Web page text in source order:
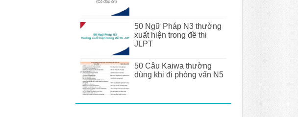
50 Ngữ Pháp N3 thường
xuất hiện trong đề thi
JLPT
50 Câu Kaiwa thường
dùng khi đi phỏng vấn N5